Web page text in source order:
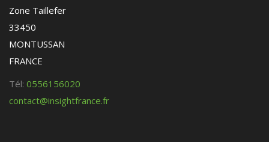
Zone Taillefer
33450
MONTUSSAN
FRANCE
Tél: 0556156020
contact@insightfrance.fr